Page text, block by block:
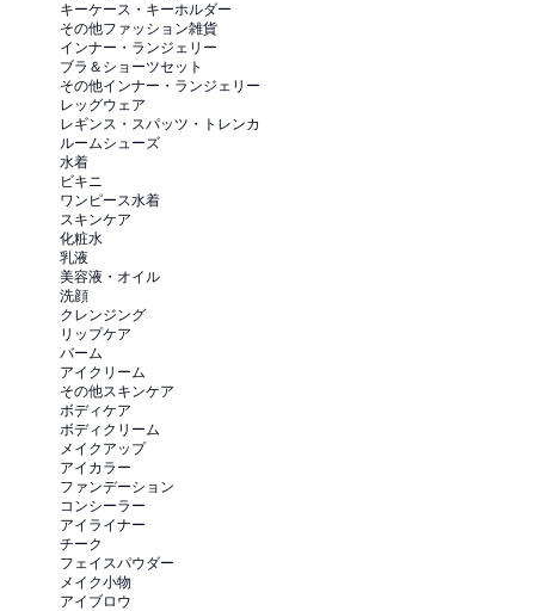
キーケース・キーホルダー
その他ファッション雑貨
インナー・ランジェリー
ブラ＆ショーツセット
その他インナー・ランジェリー
レッグウェア
レギンス・スパッツ・トレンカ
ルームシューズ
水着
ビキニ
ワンピース水着
スキンケア
化粧水
乳液
美容液・オイル
洗顔
クレンジング
リップケア
バーム
アイクリーム
その他スキンケア
ボディケア
ボディクリーム
メイクアップ
アイカラー
ファンデーション
コンシーラー
アイライナー
チーク
フェイスパウダー
メイク小物
アイブロウ